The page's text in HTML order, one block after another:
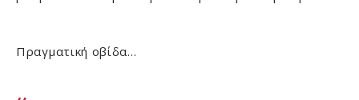
Πραγματική οβίδα…